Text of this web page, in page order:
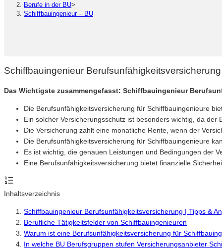
Berufe in der BU>
Schiffbauingenieur – BU
Schiffbauingenieur
Das Wichtigste zusammengefasst: Schiffbauingenieur
Die Berufsunfähigkeitsversicherung für Schiffbauingenieure
Ein solcher Versicherungsschutz ist besonders wichtig, da
Die Versicherung zahlt eine monatliche Rente, wenn der
Die Berufsunfähigkeitsversicherung für Schiffbauingenieure
Es ist wichtig, die genauen Leistungen und Bedingungen der
Eine Berufsunfähigkeitsversicherung bietet finanzielle
Inhaltsverzeichnis
Schiffbauingenieur Berufsunfähigkeitsversicherung | Tipps &
Berufliche Tätigkeitsfelder von Schiffbauingenieuren
Warum ist eine Berufsunfähigkeitsversicherung für
In welche BU Berufsgruppen stufen Versicherungsanbieter